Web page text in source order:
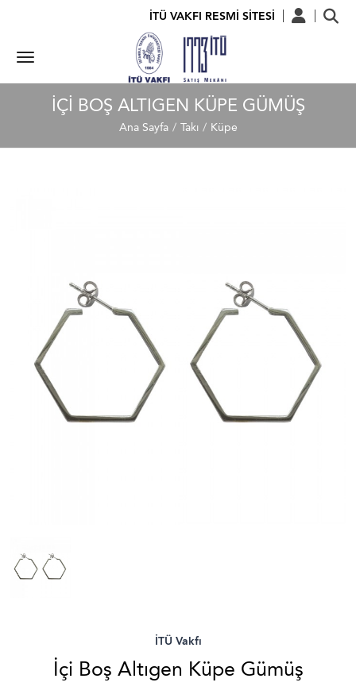
İTÜ VAKFI RESMİ SİTESİ
İÇI BOŞ ALTIGEN KÜPE GÜMÜŞ
Ana Sayfa Takı Küpe
İTÜ Vakfı
İçi Boş Altıgen Küpe Gümüş